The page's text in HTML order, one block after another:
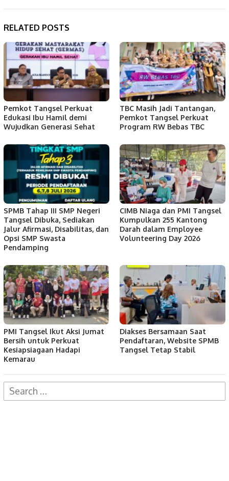
RELATED POSTS
Pemkot Tangsel Perkuat
Edukasi Ibu Hamil demi
Wujudkan Generasi Sehat
TBC Masih Jadi Tantangan,
Pemkot Tangsel Perkuat
Program RW Bebas TBC
SPMB Tahap III SMP Negeri
Tangsel Dibuka, Sediakan
Jalur Afirmasi, Disabilitas, dan
Opsi SMP Swasta
Pendamping
CIMB Niaga dan PMI Tangsel
Kumpulkan 255 Kantong
Darah dalam Employee
Volunteering Day 2026
PMI Tangsel Ikut Aksi Jumat
Bersih untuk Perkuat
Kesiapsiagaan Hadapi
Kemarau
Diakses Bersamaan Saat
Pendaftaran, Website SPMB
Tangsel Tetap Stabil
Search
for: